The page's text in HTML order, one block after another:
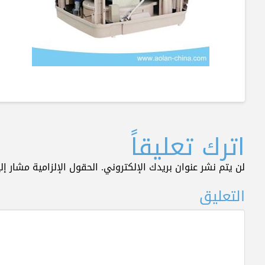
اترك تعليقاً
لن يتم نشر عنوان بريدك الإلكتروني. الحقول الإلزامية مشار
التعليق